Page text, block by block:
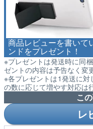
商品レビューを書いて
ンドをプレゼント！
※プレゼントは発送時に同
ゼントの内容は予告なく変
※各プレゼントは1発送に
の数に応じて増やす対応は
こ
レ